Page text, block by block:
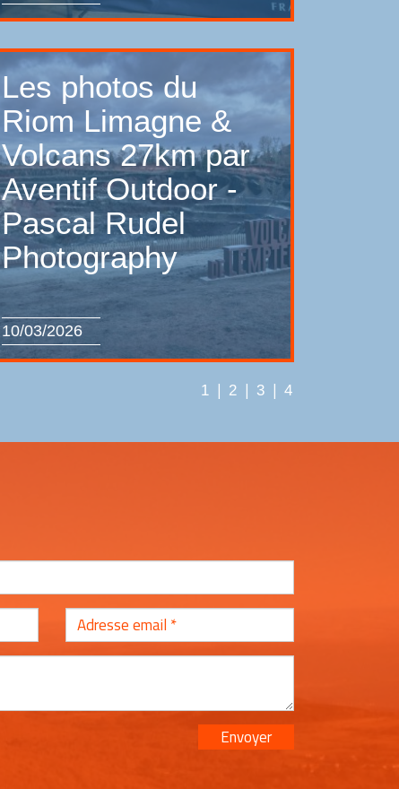
Les photos du
Riom Limagne &
Volcans 27km par
Aventif Outdoor -
Pascal Rudel
Photography
10/03/2026
1 | 2 | 3 | 4
Envoyer